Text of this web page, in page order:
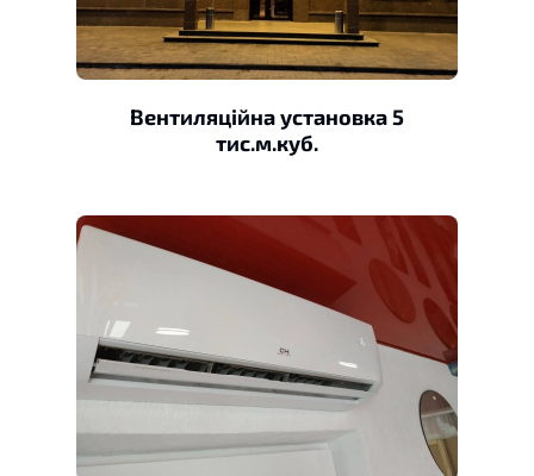
Вентиляційна установка 5
тис.м.куб.